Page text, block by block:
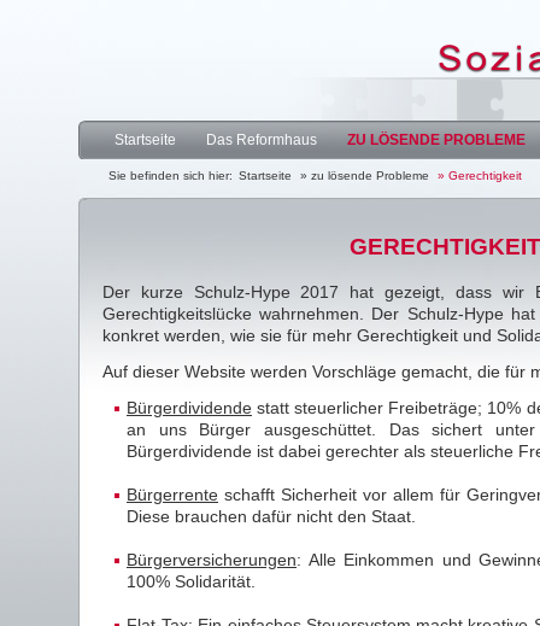
Startseite Das Reformhaus ZU LÖSENDE PROBLEME
Sie befinden sich hier: Startseite » zu lösende Probleme » Gerechtigkeit
Der kurze Schulz-Hype 2017 hat gezeigt, dass wir
Gerechtigkeitslücke wahrnehmen. Der Schulz-Hype
konkret werden, wie sie für mehr Gerechtigkeit und
Auf dieser Website werden Vorschläge gemacht, die für
Bürgerdividende statt steuerlicher Freibeträge; 10%
an uns Bürger ausgeschüttet. Das sichert
Bürgerdividende ist dabei gerechter als steuerliche
Bürgerrente schafft Sicherheit vor allem für
Diese brauchen dafür nicht den Staat.
Bürgerversicherungen: Alle Einkommen und
100% Solidarität.